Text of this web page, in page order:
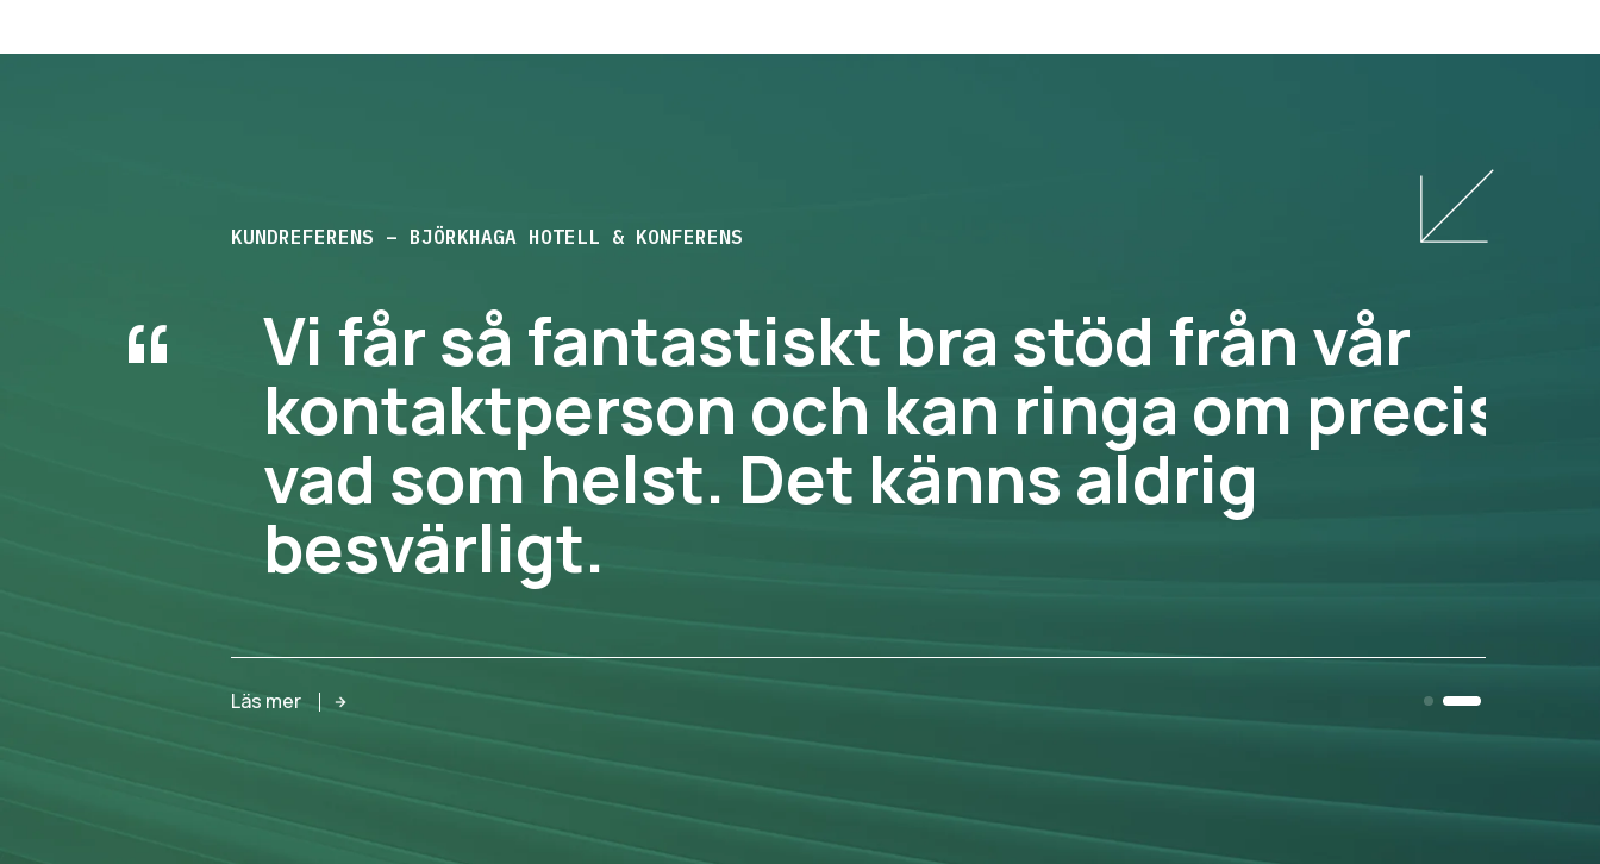
“
KUNDREFERENS – BJÖRKHAGA HOTELL & KONFERENS
Vi får så fantastiskt bra stöd från vår
kontaktperson och kan ringa om precis
vad som helst. Det känns aldrig
besvärligt.
Läs mer